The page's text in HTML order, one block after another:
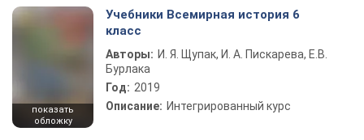
показать
обложку
Учебники Всемирная история 6
класс
Авторы: И. Я. Щупак, И. А. Пискарева, Е.В.
Бурлака
Год: 2019
Описание: Интегрированный курс